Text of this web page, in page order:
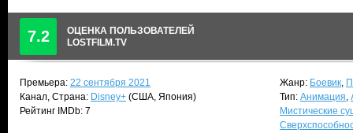
7.2
ОЦЕНКА ПОЛЬЗОВАТЕЛЕЙ
LOSTFILM.TV
Премьера: 22 сентября 2021
Канал, Страна: Disney+ (США, Япония)
Рейтинг IMDb: 7
Жанр: Боевик,
Тип: Анимация,
Мистические